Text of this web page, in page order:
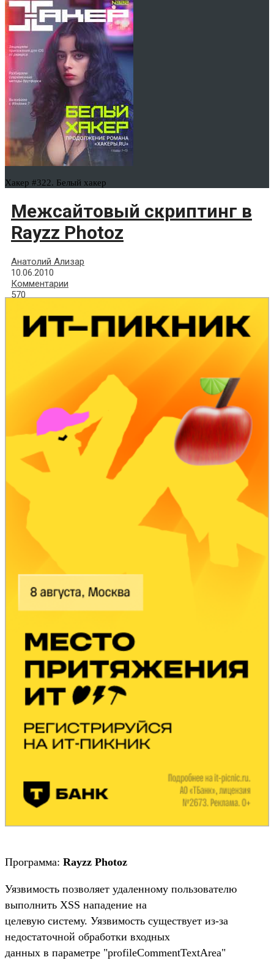
Хакер #322. Белый хакер
Межсайтовый скриптинг в
Rayzz Photoz
Анатолий Ализар
10.06.2010
Комментарии
570
Программа: Rayzz Photoz
Уязвимость позволяет удаленному пользователю
выполнить XSS нападение на
целевую систему. Уязвимость существует из-за
недостаточной обработки входных
данных в параметре "profileCommentTextArea"